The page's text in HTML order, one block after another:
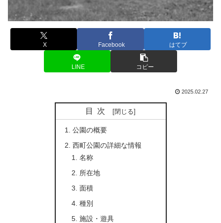
X Facebook はてブ
LINE コピー
2025.02.27
目次
公園の概要
西町公園の詳細な情報
名称
所在地
面積
種別
施設・遊具